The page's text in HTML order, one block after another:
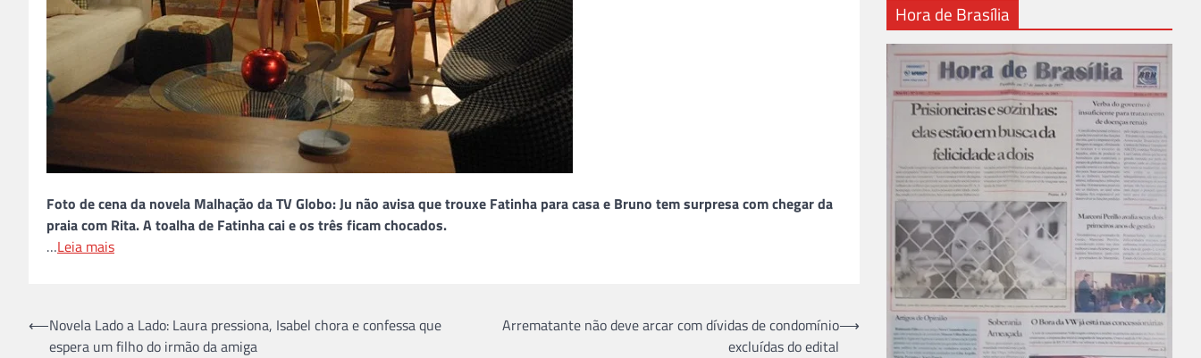
Foto de cena da novela Malhação da TV Globo: Ju não avisa que trouxe Fatinha para casa e Bruno tem surpresa com chegar da
praia com Rita. A toalha de Fatinha cai e os três ficam chocados.
…Leia mais
Navegação
⟵Novela Lado a Lado: Laura pressiona, Isabel chora e confessa que
espera um filho do irmão da amiga
Arrematante não deve arcar com dívidas de condomínio
excluídas do edital
⟶
Hora de Brasília